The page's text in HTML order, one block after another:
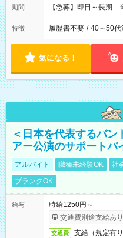
期間 【急募】即日～長期
特徴 履歴書不要 / 40～50代
気になる！
＜日本を代表するバ
アー公演のサポートバ
アルバイト 職種未経験OK 社
ブランクOK
給与
時給1250円～
交通費別途支給あり
交通費 支給（規定有り